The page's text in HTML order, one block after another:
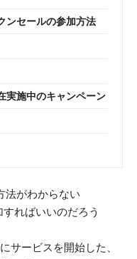
セールの参加方法
施中のキャンペーン
法がわからない
ればいいのだろう
サービスを開始した、